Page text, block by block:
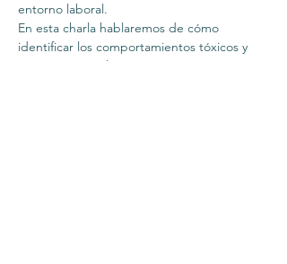
entorno laboral.
En esta charla hablaremos de cómo
identificar los comportamientos tóxicos y
cómo gestionarlos.